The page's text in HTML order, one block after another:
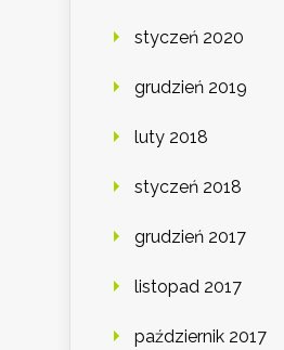
styczeń 2020
grudzień 2019
luty 2018
styczeń 2018
grudzień 2017
listopad 2017
październik 2017